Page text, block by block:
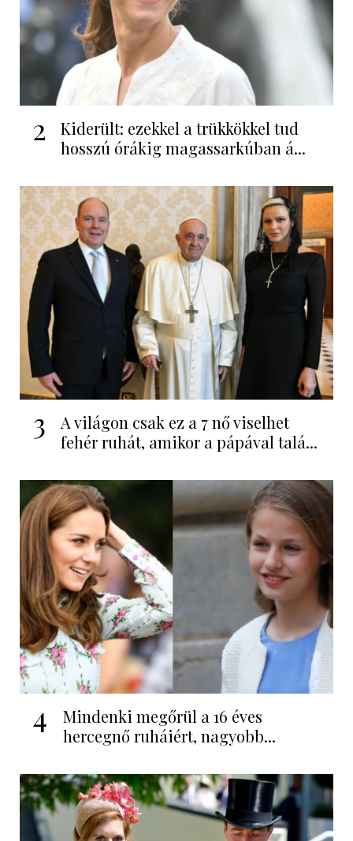
2
Kiderült: ezekkel a trükkökkel tud
hosszú órákig magassarkúban á...
3
A világon csak ez a 7 nő viselhet
fehér ruhát, amikor a pápával talá...
4
Mindenki megőrül a 16 éves
hercegnő ruháiért, nagyobb...